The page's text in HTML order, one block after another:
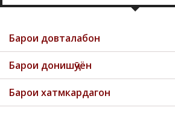
Барои довталабон
Барои донишҷӯён
Барои хатмкардагон